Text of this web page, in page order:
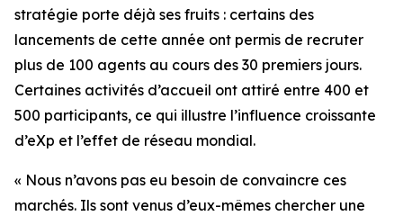
stratégie porte déjà ses fruits : certains des
lancements de cette année ont permis de recruter
plus de 100 agents au cours des 30 premiers jours.
Certaines activités d’accueil ont attiré entre 400 et
500 participants, ce qui illustre l’influence croissante
d’eXp et l’effet de réseau mondial.
« Nous n’avons pas eu besoin de convaincre ces
marchés. Ils sont venus d’eux-mêmes chercher une